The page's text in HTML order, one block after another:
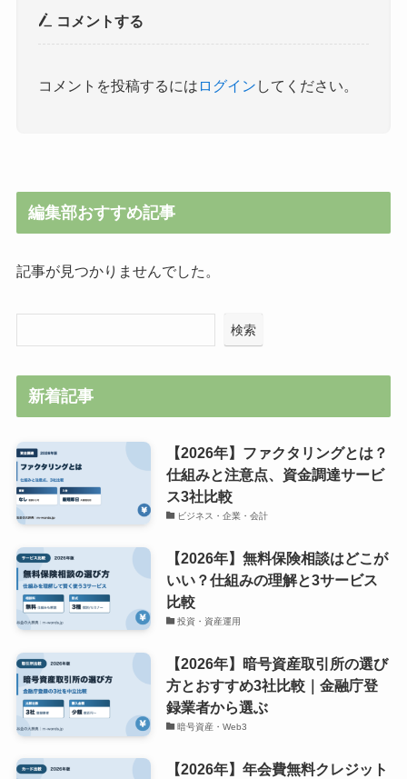
コメントする
コメントを投稿するには ログイン してください。
編集部おすすめ記事
記事が見つかりませんでした。
検索
新着記事
【2026年】ファクタリングとは？
仕組みと注意点、資金調達サービ
ス3社比較
ビジネス・企業・会計
【2026年】無料保険相談はどこが
いい？仕組みの理解と3サービス
比較
投資・資産運用
【2026年】暗号資産取引所の選び
方とおすすめ3社比較｜金融庁登
録業者から選ぶ
暗号資産・Web3
【2026年】年会費無料クレジット